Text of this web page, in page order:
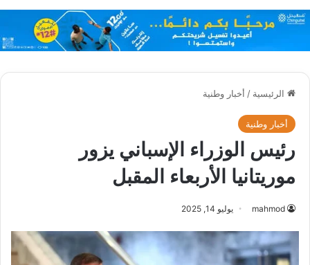
الرئيسية / أخبار وطنية
أخبار وطنية
رئيس الوزراء الإسباني يزور
موريتانيا الأربعاء المقبل
mahmod يوليو 14, 2025